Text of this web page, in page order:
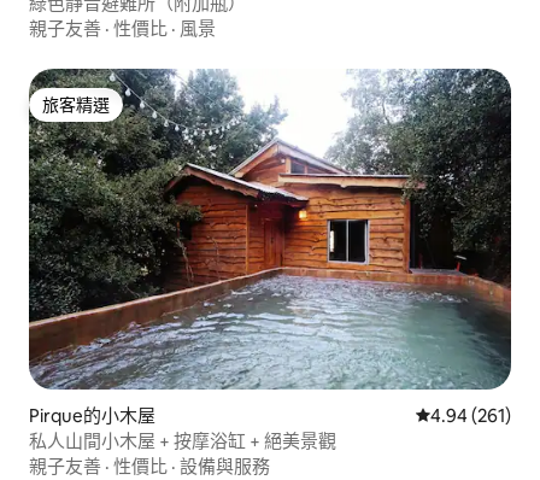
親子友善 · 性價比 · 風景
旅客精選
旅客精選
Pirque的小木屋 從 261 則評價
4.94 (261)
私人山間小木屋 + 按摩浴缸 + 絕美景觀
親子友善 · 性價比 · 設備與服務